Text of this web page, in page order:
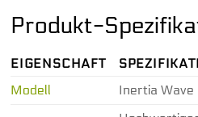
Produkt-
EIGENSCHAFT
Modell
Inertia Wave